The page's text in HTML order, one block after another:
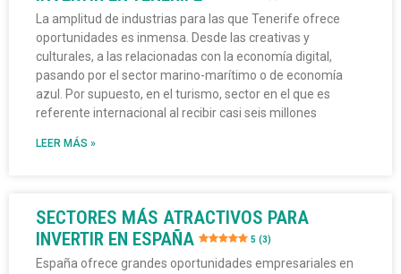
La amplitud de industrias para las que Tenerife ofrece
oportunidades es inmensa. Desde las creativas y
culturales, a las relacionadas con la economía digital,
pasando por el sector marino-marítimo o de economía
azul. Por supuesto, en el turismo, sector en el que es
referente internacional al recibir casi seis millones
LEER MÁS »
SECTORES MÁS ATRACTIVOS PARA
INVERTIR EN ESPAÑA
5 (3)
España ofrece grandes oportunidades empresariales en